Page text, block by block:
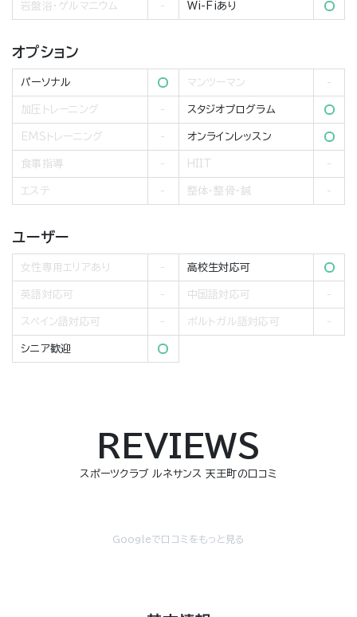
岩盤浴・ゲルマニウム Wi-Fiあり
オプション
パーソナル マンツーマン
加圧トレーニング スタジオプログラム
EMSトレーニング オンラインレッスン
食事指導 HIIT
エステ 整体・整骨・鍼
ユーザー
女性専用エリアあり 高校生対応可
英語対応可 中国語対応可
スペイン語対応可 ポルトガル語対応可
シニア歓迎
REVIEWS
スポーツクラブ ルネサンス 天王町の口コミ
Googleで口コミをもっと見る